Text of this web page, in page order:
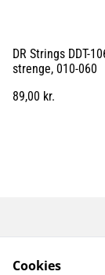
DR Strings DDT-
strenge, 010-060
89,00 kr.
Cookies